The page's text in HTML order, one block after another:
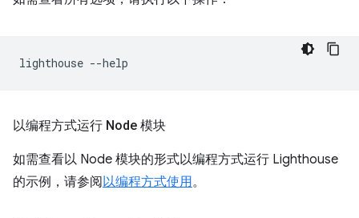
lighthouse
以编程方式运行 Node 模块
如需查看以 Node 模块的形式以编程方式运行 Lighthouse
的示例，请参阅以编程方式使用。